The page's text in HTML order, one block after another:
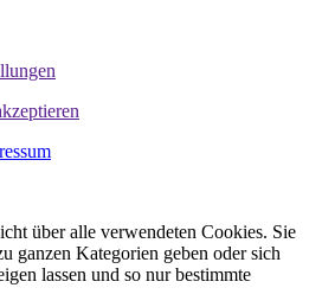
über alle verwendeten Cookies. Sie
ganzen Kategorien geben oder sich
lassen und so nur bestimmte